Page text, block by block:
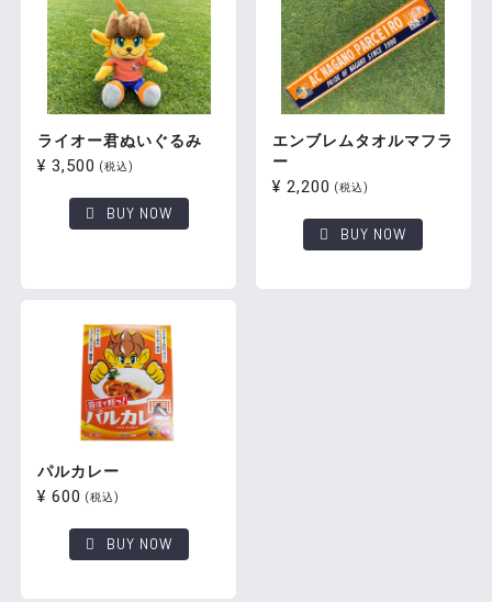
ライオー君ぬいぐるみ
¥ 3,500 (税込)
BUY NOW
エンブレムタオルマフラ
ー
¥ 2,200 (税込)
BUY NOW
パルカレー
¥ 600 (税込)
BUY NOW